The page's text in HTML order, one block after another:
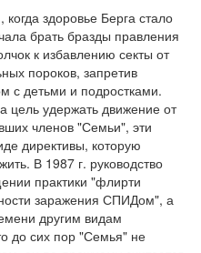
здоровье Берга стало
брать бразды правления
к избавлению секты от
пороков, запретив
с детьми и подростками.
цель удержать движение от
членов "Семьи", эти
директивы, которую
В 1987 г. руководство
практики "флирти
заражения СПИДом", а
другим видам
до сих пор "Семья" не